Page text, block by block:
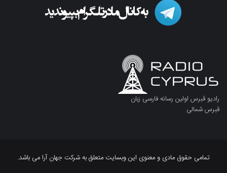
رادیو قبرس اولین رسانه فارسی زبان
قبرس شمالی
تمامی حقوق مادی و معنوی این وبسایت متعلق به شرکت جهان آرا می باشد.